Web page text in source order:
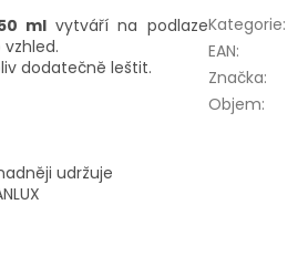
ml vytváří na podlaze
dodatečně leštit.
udržuje
Kategorie:
EAN:
Značka:
Objem: